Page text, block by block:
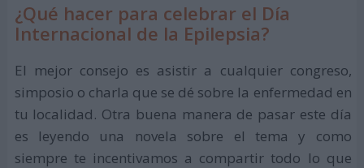
¿Qué hacer para celebrar el Día
Internacional de la Epilepsia?
El mejor consejo es asistir a cualquier congreso,
simposio o charla que se dé sobre la enfermedad en
tu localidad. Otra buena manera de pasar este día
es leyendo una novela sobre el tema y como
siempre te incentivamos a compartir todo lo que